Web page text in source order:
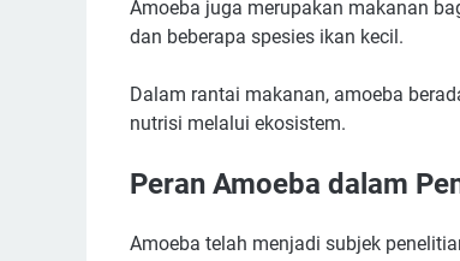
Amoeba juga merupakan makanan
dan beberapa spesies ikan kecil.
Dalam rantai makanan, amoeba
nutrisi melalui ekosistem.
Peran Amoeba dalam
Amoeba telah menjadi subjek